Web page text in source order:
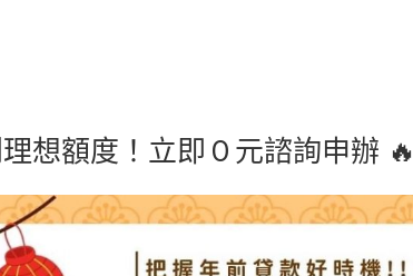
想額度！立即０元諮詢申辦 🔥